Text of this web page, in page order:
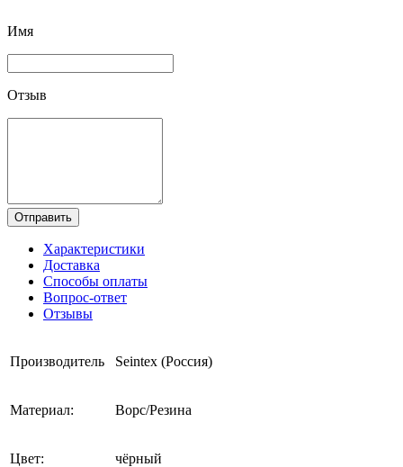
Имя
Отзыв
Отправить
Характеристики
Доставка
Способы оплаты
Вопрос-ответ
Отзывы
Производитель Seintex (Россия)
Материал: Ворс/Резина
Цвет: чёрный